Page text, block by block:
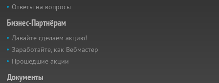
Ответы на вопросы
Бизнес-Партнёрам
Давайте сделаем акцию!
Заработайте, как Вебмастер
Прошедшие акции
Документы